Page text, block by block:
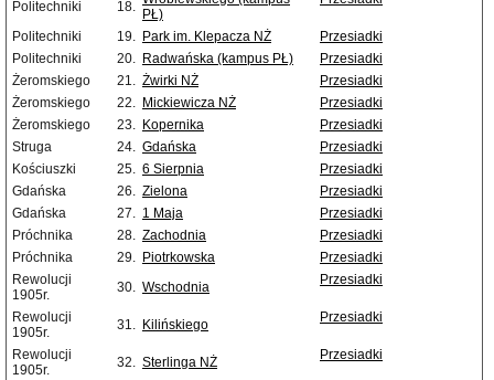
Politechniki
18. PŁ)
Politechniki 19. Park im. Klepacza NŻ
Przesiadki
Politechniki
20. Radwańska (kampus PŁ)
Przesiadki
Żeromskiego
21. Żwirki NŻ
Przesiadki
Żeromskiego
22. Mickiewicza NŻ
Przesiadki
Żeromskiego
23. Kopernika
Przesiadki
Struga
24. Gdańska
Przesiadki
Kościuszki
25. 6 Sierpnia
Przesiadki
Gdańska
26. Zielona
Przesiadki
Gdańska
27. 1 Maja
Przesiadki
Próchnika
28. Zachodnia
Przesiadki
Próchnika
29. Piotrkowska
Przesiadki
Rewolucji
1905r.
30. Wschodnia Przesiadki
Rewolucji
1905r.
31. Kilińskiego Przesiadki
Rewolucji
1905r.
32. Sterlinga NŻ Przesiadki